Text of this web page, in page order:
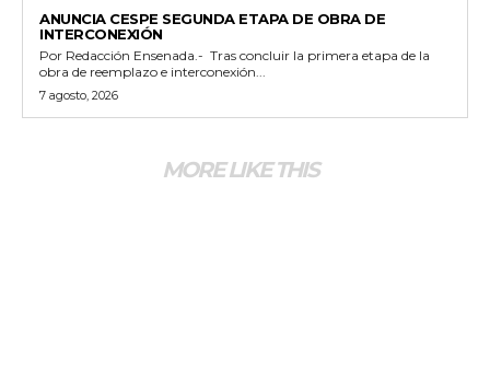
ANUNCIA CESPE SEGUNDA ETAPA DE OBRA DE
INTERCONEXIÓN
Por Redacción Ensenada.- Tras concluir la primera etapa de la
obra de reemplazo e interconexión...
7 agosto, 2026
MORE LIKE THIS